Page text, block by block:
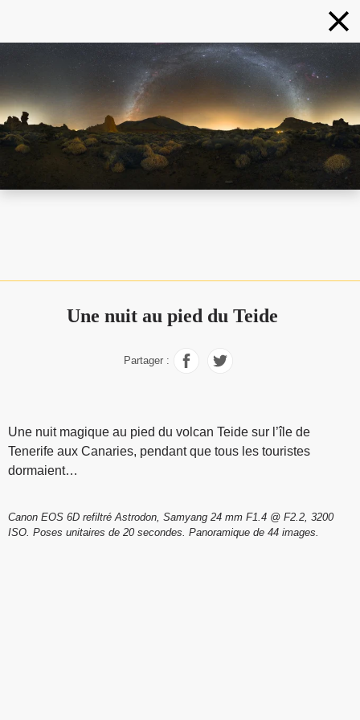
Une nuit au pied du Teide
Partager :
Une nuit magique au pied du volcan Teide sur l’île de
Tenerife aux Canaries, pendant que tous les touristes
dormaient…
Canon EOS 6D refiltré Astrodon, Samyang 24 mm F1.4 @ F2.2, 3200
ISO. Poses unitaires de 20 secondes. Panoramique de 44 images.